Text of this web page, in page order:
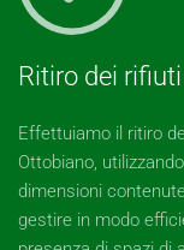
Ritiro dei
Effettuiamo il ritiro
Ottobiano,
dimensioni
gestire in modo